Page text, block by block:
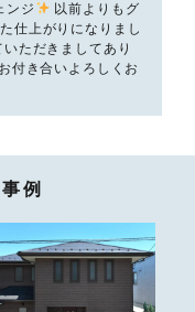
ンジ
以前よりもグ
仕上がりになりまし
ただきましてあり
付き合いよろしくお
例